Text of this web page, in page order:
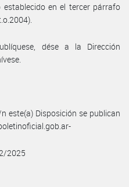
establecido en el tercer párrafo
dése a la Dirección
este(a) Disposición se publican
2025